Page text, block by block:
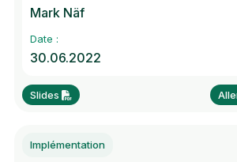
Mark Näf
Date :
30.06.2022
Slides
Implémentation